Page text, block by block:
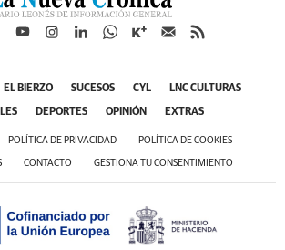
EL BIERZO SUCESOS CYL LNC CULTURAS
DEPORTES OPINIÓN EXTRAS
POLÍTICA DE PRIVACIDAD POLÍTICA DE COOKIES
CONTACTO GESTIONA TU CONSENTIMIENTO